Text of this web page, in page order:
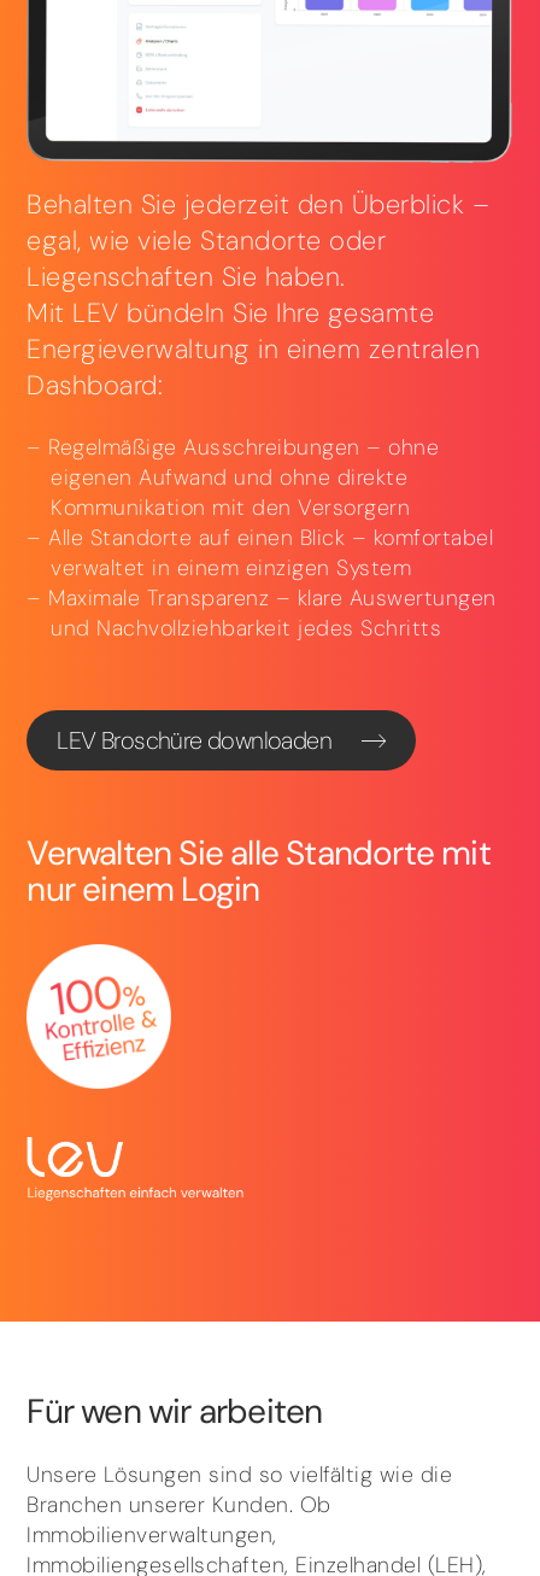
Verwalten Sie alle Standorte mit
nur einem Login
Behalten Sie jederzeit den Überblick –
egal, wie viele Standorte oder
Liegenschaften Sie haben.
Mit LEV bündeln Sie Ihre gesamte
Energieverwaltung in einem zentralen
Dashboard:
Regelmäßige Ausschreibungen – ohne
eigenen Aufwand und ohne direkte
Kommunikation mit den Versorgern
Alle Standorte auf einen Blick – komfortabel
verwaltet in einem einzigen System
Maximale Transparenz – klare Auswertungen
und Nachvollziehbarkeit jedes Schritts
LEV Broschüre downloaden
Für wen wir arbeiten
Unsere Lösungen sind so vielfältig wie die
Branchen unserer Kunden. Ob
Immobilienverwaltungen,
Immobiliengesellschaften, Einzelhandel (LEH),